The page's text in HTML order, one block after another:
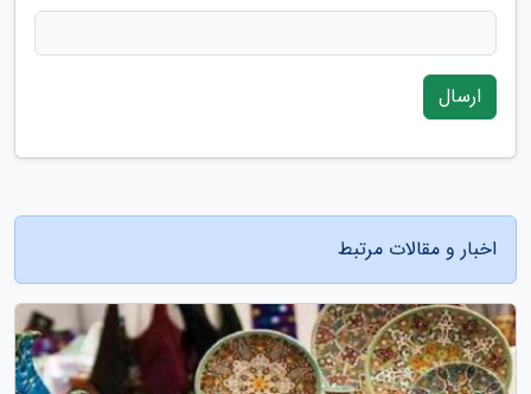
ارسال
اخبار و مقالات مرتبط